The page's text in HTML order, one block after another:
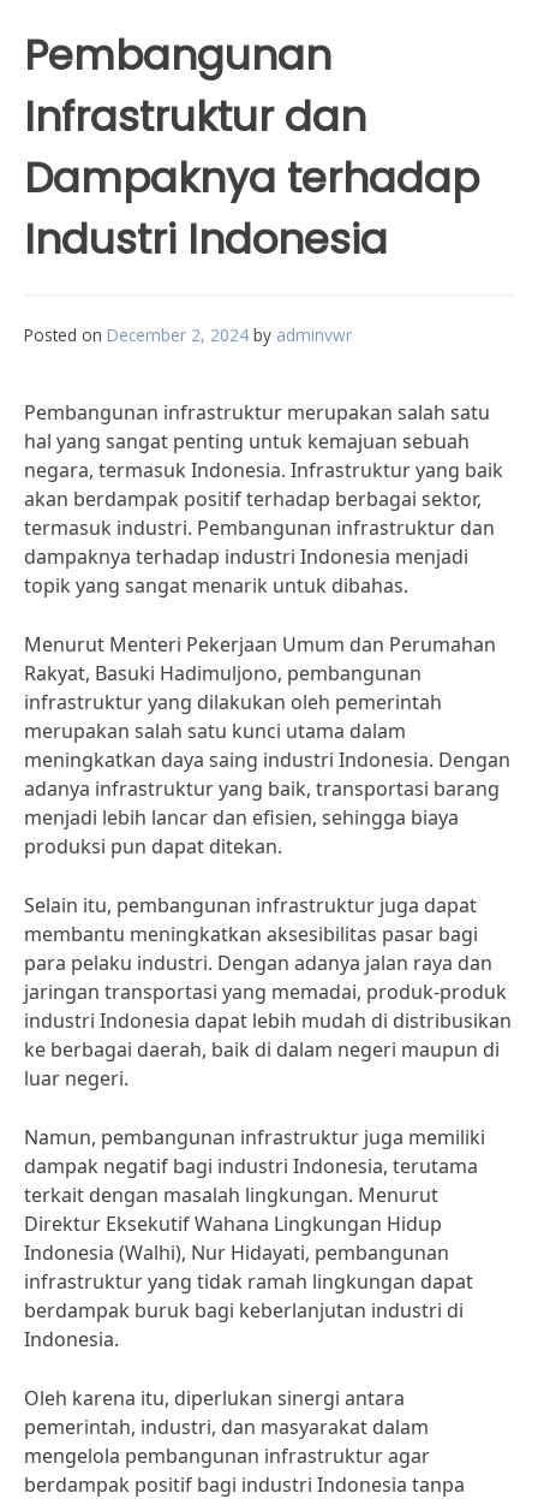
Pembangunan
Infrastruktur dan
Dampaknya terhadap
Industri Indonesia
Posted on December 2, 2024 by adminvwr
Pembangunan infrastruktur merupakan salah satu
hal yang sangat penting untuk kemajuan sebuah
negara, termasuk Indonesia. Infrastruktur yang baik
akan berdampak positif terhadap berbagai sektor,
termasuk industri. Pembangunan infrastruktur dan
dampaknya terhadap industri Indonesia menjadi
topik yang sangat menarik untuk dibahas.
Menurut Menteri Pekerjaan Umum dan Perumahan
Rakyat, Basuki Hadimuljono, pembangunan
infrastruktur yang dilakukan oleh pemerintah
merupakan salah satu kunci utama dalam
meningkatkan daya saing industri Indonesia. Dengan
adanya infrastruktur yang baik, transportasi barang
menjadi lebih lancar dan efisien, sehingga biaya
produksi pun dapat ditekan.
Selain itu, pembangunan infrastruktur juga dapat
membantu meningkatkan aksesibilitas pasar bagi
para pelaku industri. Dengan adanya jalan raya dan
jaringan transportasi yang memadai, produk-produk
industri Indonesia dapat lebih mudah di distribusikan
ke berbagai daerah, baik di dalam negeri maupun di
luar negeri.
Namun, pembangunan infrastruktur juga memiliki
dampak negatif bagi industri Indonesia, terutama
terkait dengan masalah lingkungan. Menurut
Direktur Eksekutif Wahana Lingkungan Hidup
Indonesia (Walhi), Nur Hidayati, pembangunan
infrastruktur yang tidak ramah lingkungan dapat
berdampak buruk bagi keberlanjutan industri di
Indonesia.
Oleh karena itu, diperlukan sinergi antara
pemerintah, industri, dan masyarakat dalam
mengelola pembangunan infrastruktur agar
berdampak positif bagi industri Indonesia tanpa